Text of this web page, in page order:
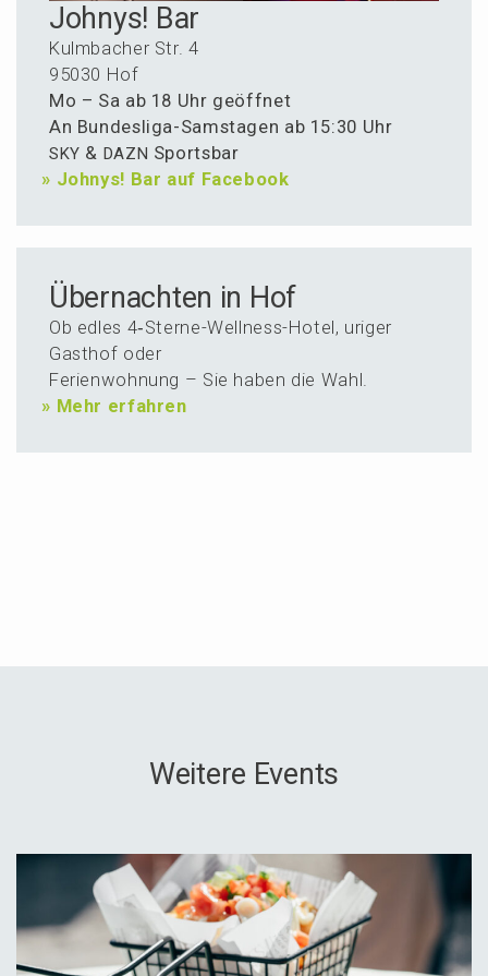
Johnys! Bar
Kulmba­cher Str. 4
95030 Hof
Mo – Sa ab 18 Uhr geöffnet
An Bundes­li­ga-Samsta­gen ab 15:30 Uhr
SKY & DAZN Sportsbar
» Johnys! Bar auf Facebook
Über­nachten in Hof
Ob edles 4‑Ster­ne-Wellness-Hotel, uriger
Gasthof oder
Ferien­woh­nung – Sie haben die Wahl.
» Mehr erfahren
Weitere Events